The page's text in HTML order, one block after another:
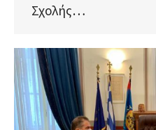
Σχολής…